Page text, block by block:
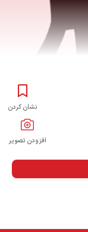
نشان کردن
افزودن تصویر